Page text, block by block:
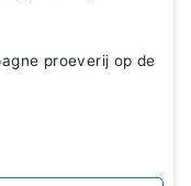
proeverij op de